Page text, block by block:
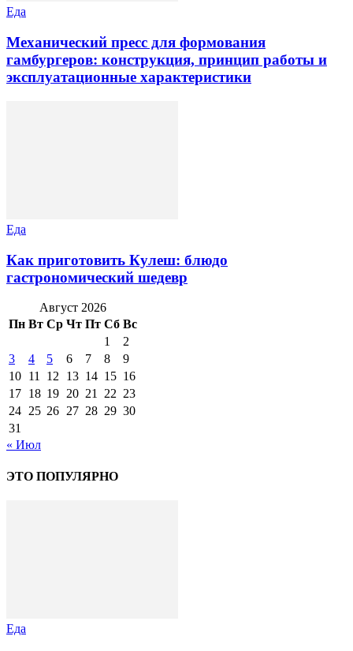
Еда
Механический пресс для формования
гамбургеров: конструкция, принцип работы и
эксплуатационные характеристики
Еда
Как приготовить Кулеш: блюдо
гастрономический шедевр
Август 2026
Пн Вт Ср Чт Пт Сб Вс
1
2
3
4 5 6 7 8
9
10 11 12 13 14 15 16
17 18 19 20 21 22 23
24 25 26 27 28 29 30
31
« Июл
ЭТО ПОПУЛЯРНО
Еда